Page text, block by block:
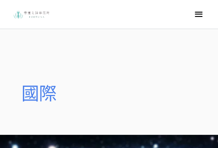
要
國際